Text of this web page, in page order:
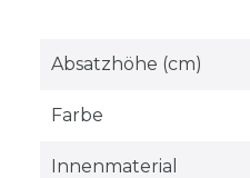
Absatzhöhe (cm)
Farbe
Innenmaterial